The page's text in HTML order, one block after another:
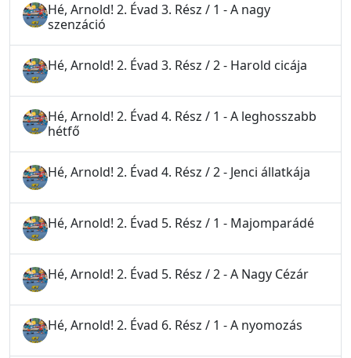
Hé, Arnold! 2. Évad 3. Rész / 1 - A nagy
szenzáció
Hé, Arnold! 2. Évad 3. Rész / 2 - Harold cicája
Hé, Arnold! 2. Évad 4. Rész / 1 - A leghosszabb
hétfő
Hé, Arnold! 2. Évad 4. Rész / 2 - Jenci állatkája
Hé, Arnold! 2. Évad 5. Rész / 1 - Majomparádé
Hé, Arnold! 2. Évad 5. Rész / 2 - A Nagy Cézár
Hé, Arnold! 2. Évad 6. Rész / 1 - A nyomozás